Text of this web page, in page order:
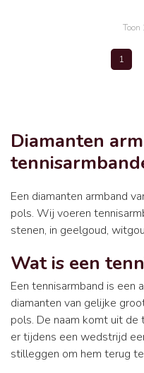
Toon
1
Diamanten
Een diamanten armband
pols. Wij voeren
stenen, in geelgoud,
Wat is een
Een tennisarmband is een
diamanten van gelijke
pols. De naam komt uit
er tijdens een wedstrijd
stilleggen om hem terug